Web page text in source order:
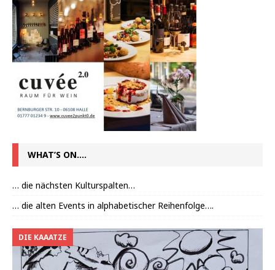
WHAT’S ON….
… die nächsten Kulturspalten…
… die alten Events in alphabetischer Reihenfolge….
DIE KAAATZE